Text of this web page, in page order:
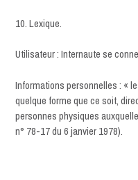
10. Lexique.
Utilisateur : Internaute se
Informations personnelles : «
quelque forme que ce soit,
personnes physiques
n° 78-17 du 6 janvier 1978).